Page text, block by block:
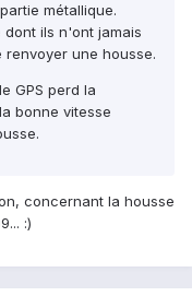
métallique.
ils n'ont jamais
une housse.
GPS perd la
bonne vitesse
concernant la housse
:)